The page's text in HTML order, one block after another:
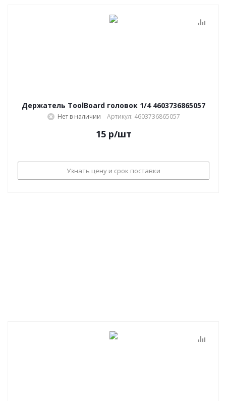
Держатель ToolBoard головок 1/4 4603736865057
Нет в наличии Артикул: 4603736865057
15р/шт
Узнать цену и срок поставки